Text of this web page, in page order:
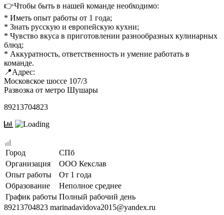
👉Чтобы быть в нашей команде необходимо:
* Иметь опыт работы от 1 года;
* Знать русскую и европейскую кухни;
* Чувство вкуса в приготовлении разнообразных кулинарных
блюд;
* Аккуратность, ответственность и умение работать в
команде.
📍Адрес:
Московское шоссе 107/3
Развозка от метро Шушары
89213704823
Город
СПб
Организация
ООО Кекслав
Опыт работы
От 1 года
Образование
Неполное среднее
График работы Полный рабочий день
89213704823 marinadavidova2015@yandex.ru